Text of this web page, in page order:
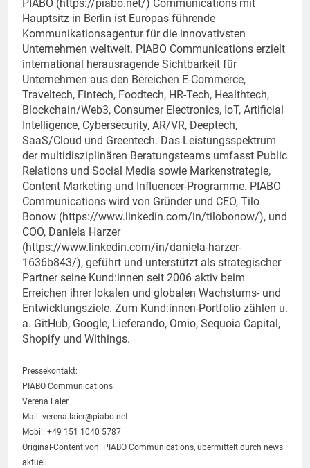
PIABO (https://piabo.net/) Communications mit
Hauptsitz in Berlin ist Europas führende
Kommunikationsagentur für die innovativsten
Unternehmen weltweit. PIABO Communications erzielt
international herausragende Sichtbarkeit für
Unternehmen aus den Bereichen E-Commerce,
Traveltech, Fintech, Foodtech, HR-Tech, Healthtech,
Blockchain/Web3, Consumer Electronics, IoT, Artificial
Intelligence, Cybersecurity, AR/VR, Deeptech,
SaaS/Cloud und Greentech. Das Leistungsspektrum
der multidisziplinären Beratungsteams umfasst Public
Relations und Social Media sowie Markenstrategie,
Content Marketing und Influencer-Programme. PIABO
Communications wird von Gründer und CEO, Tilo
Bonow (https://www.linkedin.com/in/tilobonow/), und
COO, Daniela Harzer
(https://www.linkedin.com/in/daniela-harzer-
1636b843/), geführt und unterstützt als strategischer
Partner seine Kund:innen seit 2006 aktiv beim
Erreichen ihrer lokalen und globalen Wachstums- und
Entwicklungsziele. Zum Kund:innen-Portfolio zählen u.
a. GitHub, Google, Lieferando, Omio, Sequoia Capital,
Shopify und Withings.
Pressekontakt:
PIABO Communications
Verena Laier
Mail: verena.laier@piabo.net
Mobil: +49 151 1040 5787
Original-Content von: PIABO Communications, übermittelt durch news
aktuell